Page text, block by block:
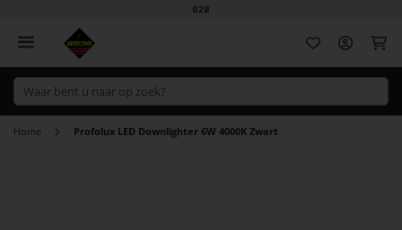
B2B
Home Profolux LED Downlighter 6W 4000K Zwart